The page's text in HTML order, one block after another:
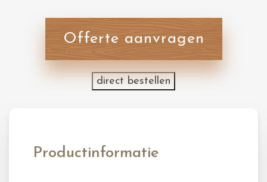
Offerte aanvragen
direct bestellen
Productinformatie